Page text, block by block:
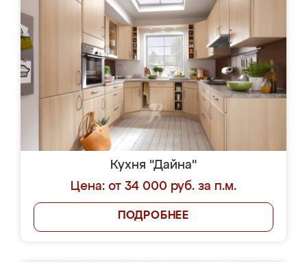
Кухня "Дайна"
Цена: от 34 000 руб. за п.м.
ПОДРОБНЕЕ